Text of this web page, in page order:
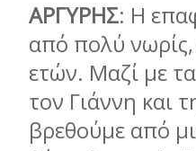
ΑΡΓΥΡΗΣ: Η
από πολύ
ετών. Μαζί με
τον Γιάννη και
βρεθούμε από